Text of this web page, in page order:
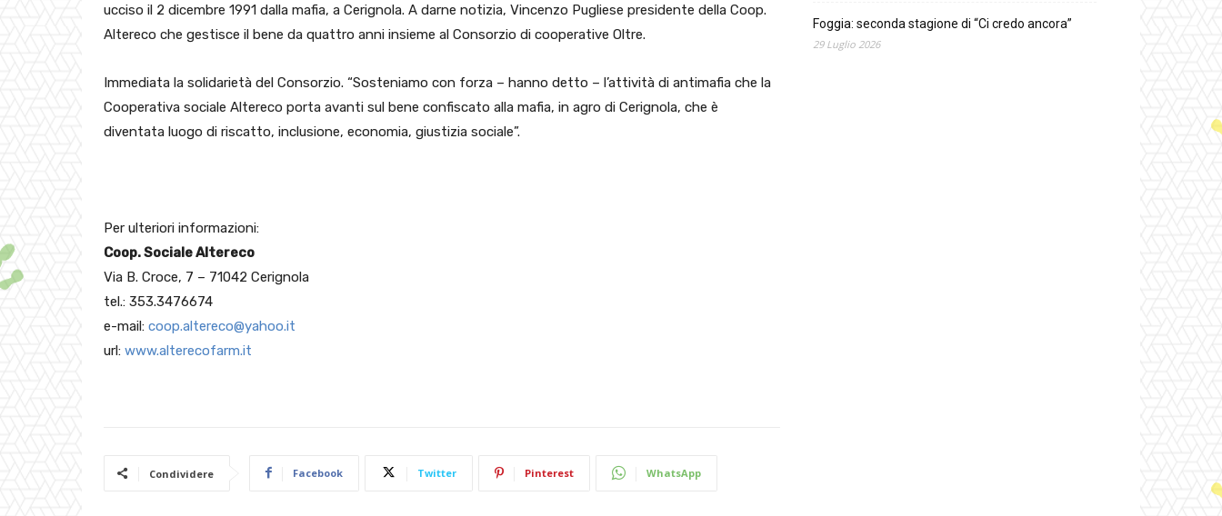
ucciso il 2 dicembre 1991 dalla mafia, a Cerignola. A darne notizia, Vincenzo Pugliese presidente della Coop.
Altereco che gestisce il bene da quattro anni insieme al Consorzio di cooperative Oltre.
Immediata la solidarietà del Consorzio. “Sosteniamo con forza – hanno detto – l’attività di antimafia che la
Cooperativa sociale Altereco porta avanti sul bene confiscato alla mafia, in agro di Cerignola, che è
diventata luogo di riscatto, inclusione, economia, giustizia sociale”.
Per ulteriori informazioni:
Coop. Sociale Altereco
Via B. Croce, 7 – 71042 Cerignola
tel.: 353.3476674
e-mail: coop.altereco@yahoo.it
url: www.alterecofarm.it
Condividere Facebook Twitter Pinterest WhatsApp
Foggia: seconda stagione di “Ci credo ancora”
29 Luglio 2026